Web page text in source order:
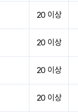
20 이상
20 이상
20 이상
20 이상